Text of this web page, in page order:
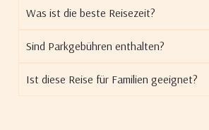
Was ist die beste Reisezeit?
Sind Parkgebühren enthalten?
Ist diese Reise für Familien geeignet?